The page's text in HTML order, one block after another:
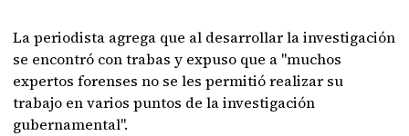
La periodista agrega que al desarrollar la investigación
se encontró con trabas y expuso que a "muchos
expertos forenses no se les permitió realizar su
trabajo en varios puntos de la investigación
gubernamental".